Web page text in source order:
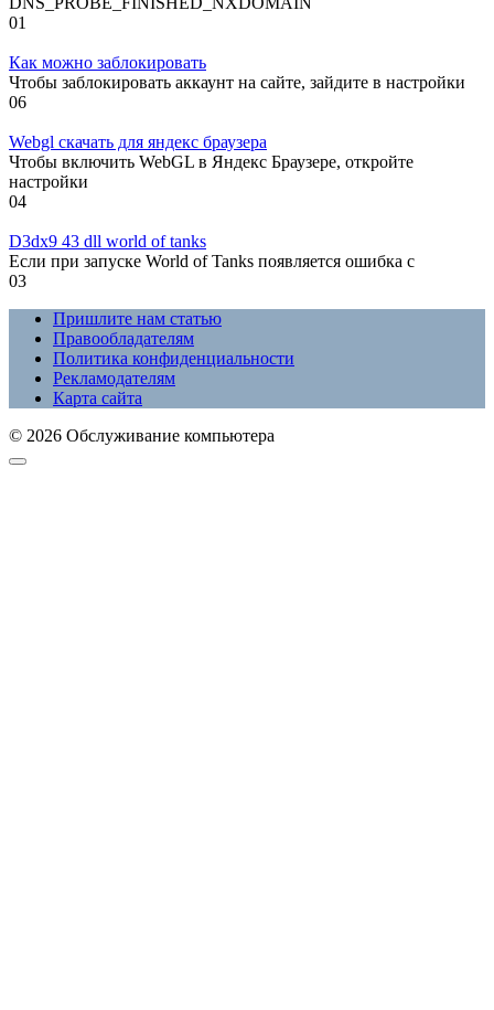
01
Как можно заблокировать
Чтобы заблокировать аккаунт на сайте, зайдите в настройки
06
Webgl скачать для яндекс браузера
Чтобы включить WebGL в Яндекс Браузере, откройте
настройки
04
D3dx9 43 dll world of tanks
Если при запуске World of Tanks появляется ошибка с
03
Пришлите нам статью
Правообладателям
Политика конфиденциальности
Рекламодателям
Карта сайта
© 2026 Обслуживание компьютера